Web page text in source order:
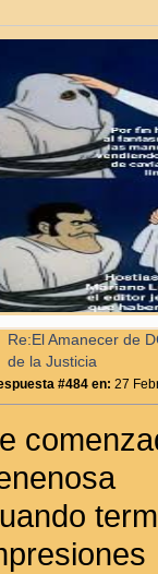
Re:El Amanecer de
de la Justicia
#484 en: 27